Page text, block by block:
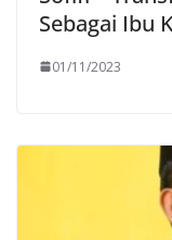
Sebagai Ibu
01/11/2023